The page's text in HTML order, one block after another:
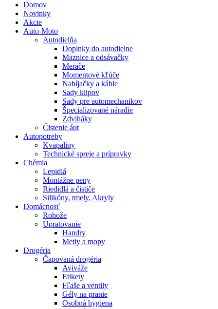
Domov
Novinky
Akcie
Auto-Moto
Autodielňa
Doplnky do autodielne
Maznice a odsávačky
Merače
Momentové kľúče
Nabíjačky a káble
Sady klipov
Sady pre automechanikov
Špecializované náradie
Zdviháky
Čistenie áut
Autopotreby
Kvapaliny
Technické spreje a prípravky
Chémia
Lepidlá
Montážne peny
Riedidlá a čističe
Silikóny, tmely, Akryly
Domácnosť
Rohože
Upratovanie
Handry
Metly a mopy
Drogéria
Čapovaná drogéria
Aviváže
Etikety
Fľaše a ventily
Gély na pranie
Osobná hygiena